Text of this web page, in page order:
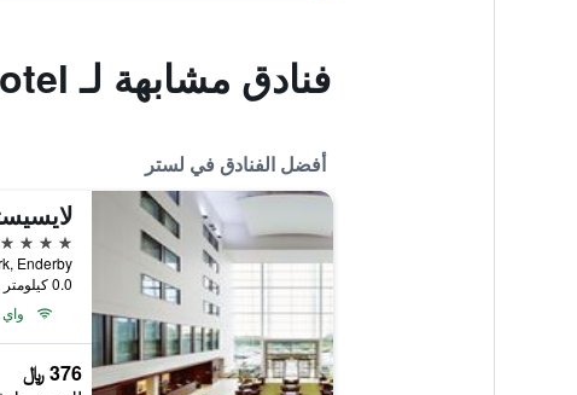
فنادق مشابهة لـ Premier Inn Leicester Fosse Park Hotel
أفضل الفنادق في لستر
4 نجوم
0.0 كيلومتر عن وسط المدينة
376 ﷼